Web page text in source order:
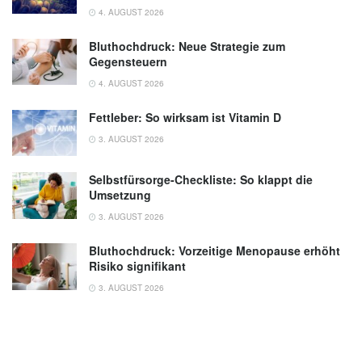
4. AUGUST 2026
Bluthochdruck: Neue Strategie zum
Gegensteuern
4. AUGUST 2026
Fettleber: So wirksam ist Vitamin D
3. AUGUST 2026
Selbstfürsorge-Checkliste: So klappt die
Umsetzung
3. AUGUST 2026
Bluthochdruck: Vorzeitige Menopause erhöht
Risiko signifikant
3. AUGUST 2026